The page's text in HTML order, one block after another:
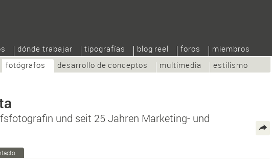
fotógrafos desarrollo de conceptos multimedia estilismo
dónde trabajar tipografías blog reel foros miembros
und seit 25 Jahren Marketing- und